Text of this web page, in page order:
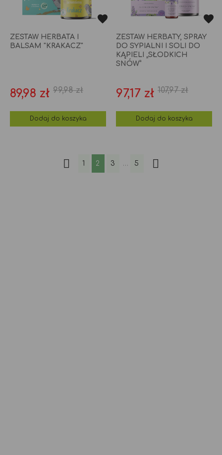
ZESTAW HERBATA I
BALSAM "KRAKACZ"
Cena
89,98 zł Cena
podstawowa
99,98 zł
Dodaj do koszyka
ZESTAW HERBATY, SPRAY
DO SYPIALNI I SOLI DO
KĄPIELI „SŁODKICH
SNÓW”
Cena
97,17 zł Cena
107,97 zł
Dodaj do koszyka
 1 2 3 … 5 